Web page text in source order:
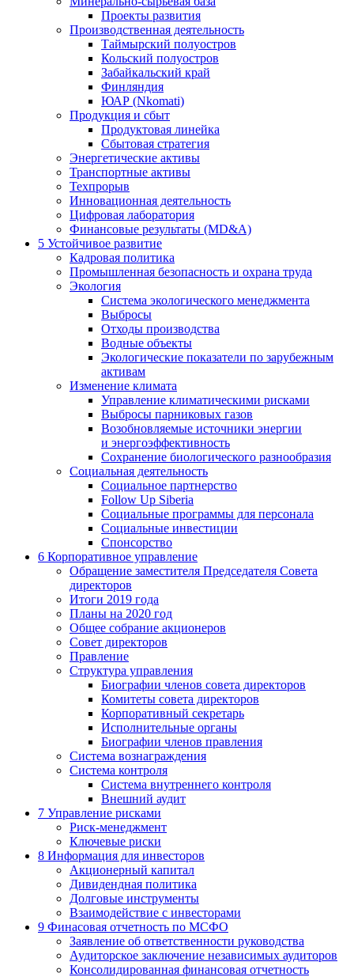
Проекты развития
Производственная деятельность
Таймырский полуостров
Кольский полуостров
Забайкальский край
Финляндия
ЮАР (Nkomati)
Продукция и сбыт
Продуктовая линейка
Сбытовая стратегия
Энергетические активы
Транспортные активы
Техпрорыв
Инновационная деятельность
Цифровая лаборатория
Финансовые результаты (MD&A)
5 Устойчивое развитие
Кадровая политика
Промышленная безопасность и охрана труда
Экология
Система экологического менеджмента
Выбросы
Отходы производства
Водные объекты
Экологические показатели по зарубежным
активам
Изменение климата
Управление климатическими рисками
Выбросы парниковых газов
Возобновляемые источники энергии
и энергоэффективность
Сохранение биологического разнообразия
Социальная деятельность
Социальное партнерство
Follow Up Siberia
Социальные программы для персонала
Социальные инвестиции
Спонсорство
6 Корпоративное управление
Обращение заместителя Председателя Совета
директоров
Итоги 2019 года
Планы на 2020 год
Общее собрание акционеров
Совет директоров
Правление
Структура управления
Биографии членов совета директоров
Комитеты совета директоров
Корпоративный секретарь
Исполнительные органы
Биографии членов правления
Система вознаграждения
Система контроля
Система внутреннего контроля
Внешний аудит
7 Управление рисками
Риск-менеджмент
Ключевые риски
8 Информация для инвесторов
Акционерный капитал
Дивидендная политика
Долговые инструменты
Взаимодействие с инвеcторами
9 Финасовая отчетность по МСФО
Заявление об ответственности руководства
Аудиторское заключение независимых аудиторов
Консолидированная финансовая отчетность